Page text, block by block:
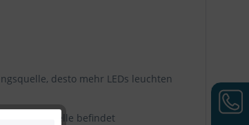
desto mehr LEDs leuchten
befindet